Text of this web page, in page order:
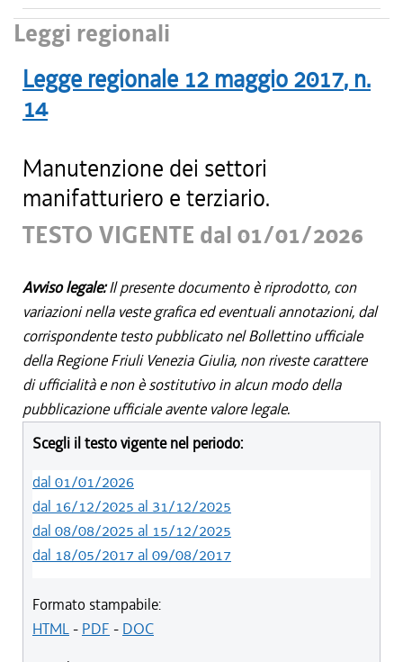
Leggi regionali
Legge regionale 12 maggio 2017, n.
14
Manutenzione dei settori
manifatturiero e terziario.
TESTO VIGENTE dal 01/01/2026
Avviso legale:Il presente documento è riprodotto, con
variazioni nella veste grafica ed eventuali annotazioni, dal
corrispondente testo pubblicato nel Bollettino ufficiale
della Regione Friuli Venezia Giulia, non riveste carattere
di ufficialità e non è sostitutivo in alcun modo della
pubblicazione ufficiale avente valore legale.
Scegli il testo vigente nel periodo:
dal 01/01/2026
dal 16/12/2025 al 31/12/2025
dal 08/08/2025 al 15/12/2025
dal 18/05/2017 al 09/08/2017
Formato stampabile:
HTML- PDF - DOC